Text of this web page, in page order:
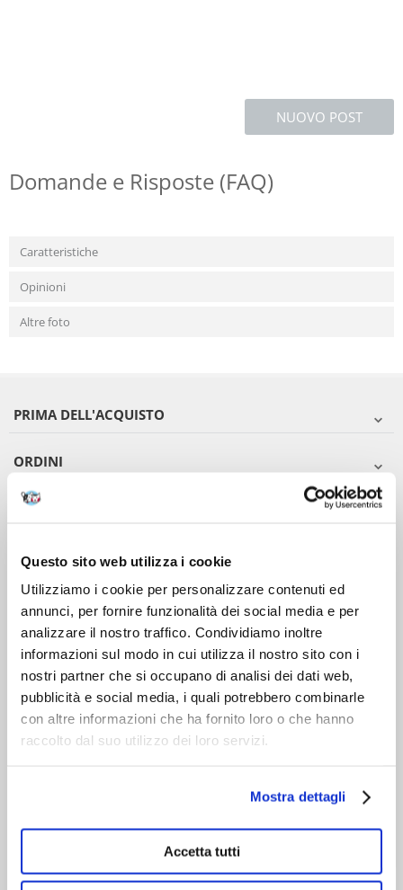
Questo sito web utilizza i cookie
Utilizziamo i cookie per personalizzare contenuti ed
annunci, per fornire funzionalità dei social media e per
analizzare il nostro traffico. Condividiamo inoltre
informazioni sul modo in cui utilizza il nostro sito con i
nostri partner che si occupano di analisi dei dati web,
pubblicità e social media, i quali potrebbero combinarle
con altre informazioni che ha fornito loro o che hanno
raccolto dal suo utilizzo dei loro servizi.
Mostra dettagli
Accetta tutti
NUOVO POST
Domande e Risposte (FAQ)
Caratteristiche
Opinioni
Altre foto
PRIMA DELL'ACQUISTO
ORDINI
DOPO L'ACQUISTO
VIENI A CONOSCERCI